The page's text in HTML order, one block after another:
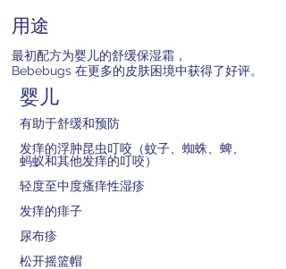
用途
最初配方为婴儿的舒缓保湿霜，
Bebebugs 在更多的皮肤困境中获得了好评。
婴儿
有助于舒缓和预防
发痒的浮肿昆虫叮咬（蚊子、蜘蛛、蜱、
蚂蚁和其他发痒的叮咬）
轻度至中度瘙痒性湿疹
发痒的痱子
尿布疹
松开摇篮帽